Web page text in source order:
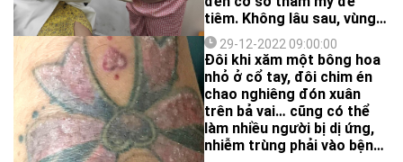
tiêm. Không lâu sau, vùng
bụng, hông, đùi của bà xuất
hiện nhiều nốt đỏ, viêm và
chảy mủ...
29-12-2022 09:00:00
Đôi khi xăm một bông hoa
nhỏ ở cổ tay, đôi chim én
chao nghiêng đón xuân
trên bả vai… cũng có thể
làm nhiều người bị dị ứng,
nhiễm trùng phải vào bệnh